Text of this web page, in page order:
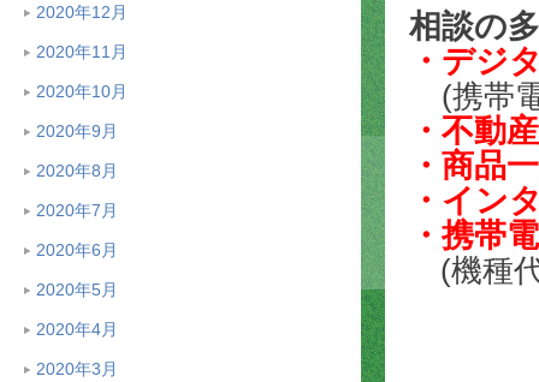
2020年12月
2020年11月
2020年10月
2020年9月
2020年8月
2020年7月
2020年6月
2020年5月
2020年4月
2020年3月
相談の
・デジ
(携帯
・不動
・商品
・イン
・携帯
(機種